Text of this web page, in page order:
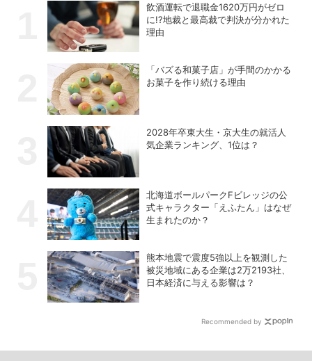
飲酒運転で退職金1620万円がゼロ
に!?地裁と最高裁で判決が分かれた
理由
「バズる和菓子店」が手間のかかる
お菓子を作り続ける理由
2028年卒東大生・京大生の就活人
気企業ランキング、1位は？
北海道ボールパークFビレッジの公
式キャラクター「えふたん」はなぜ
生まれたのか？
熊本地震で震度5強以上を観測した
被災地域にある企業は2万2193社、
日本経済に与える影響は？
Recommended by